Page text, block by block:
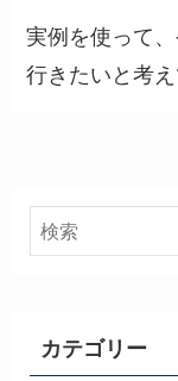
実例を使って
行きたいと考え
カテゴリー